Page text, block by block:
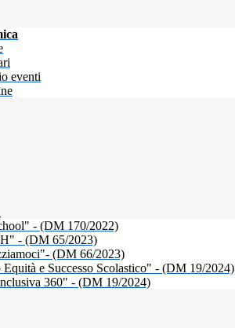
eventi
- (DM 170/2022)
- (DM 65/2023)
(DM 66/2023)
Equità e Successo Scolastico" - (DM 19/2024)
360" - (DM 19/2024)